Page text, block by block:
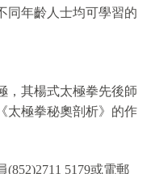
同年齡人士均可學習的
，其楊式太極拳先後師
太極拳秘奧剖析》的作
5179或電郵